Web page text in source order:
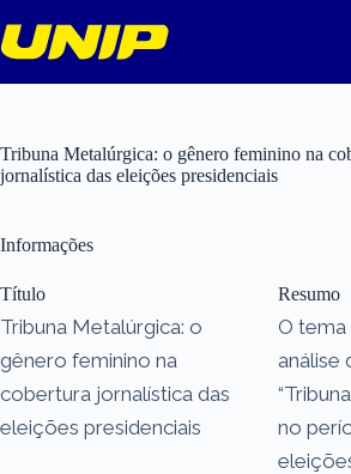
para
o
Tribuna Metalúrgica: o gênero feminino na
jornalística das eleições presidenciais
Informações
Título
Tribuna Metalúrgica: o
gênero feminino na
cobertura jornalística das
eleições presidenciais
Resumo
O tema
análise
no